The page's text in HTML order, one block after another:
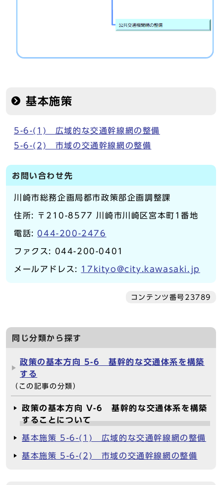
基本施策
5-6-(1) 広域的な交通幹線網の整備
5-6-(2) 市域の交通幹線網の整備
お問い合わせ先
川崎市総務企画局都市政策部企画調整課
住所: 〒210-8577 川崎市川崎区宮本町1番地
電話: 044-200-2476
ファクス: 044-200-0401
メールアドレス: 17kityo@city.kawasaki.jp
コンテンツ番号23789
同じ分類から探す
政策の基本方向 5-6 基幹的な交通体系を構築
する
（この記事の分類）
政策の基本方向 V-6 基幹的な交通体系を構築
することについて
基本施策 5-6-(1) 広域的な交通幹線網の整備
基本施策 5-6-(2) 市域の交通幹線網の整備